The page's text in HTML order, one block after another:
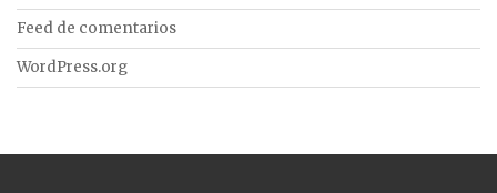
Feed de comentarios
WordPress.org